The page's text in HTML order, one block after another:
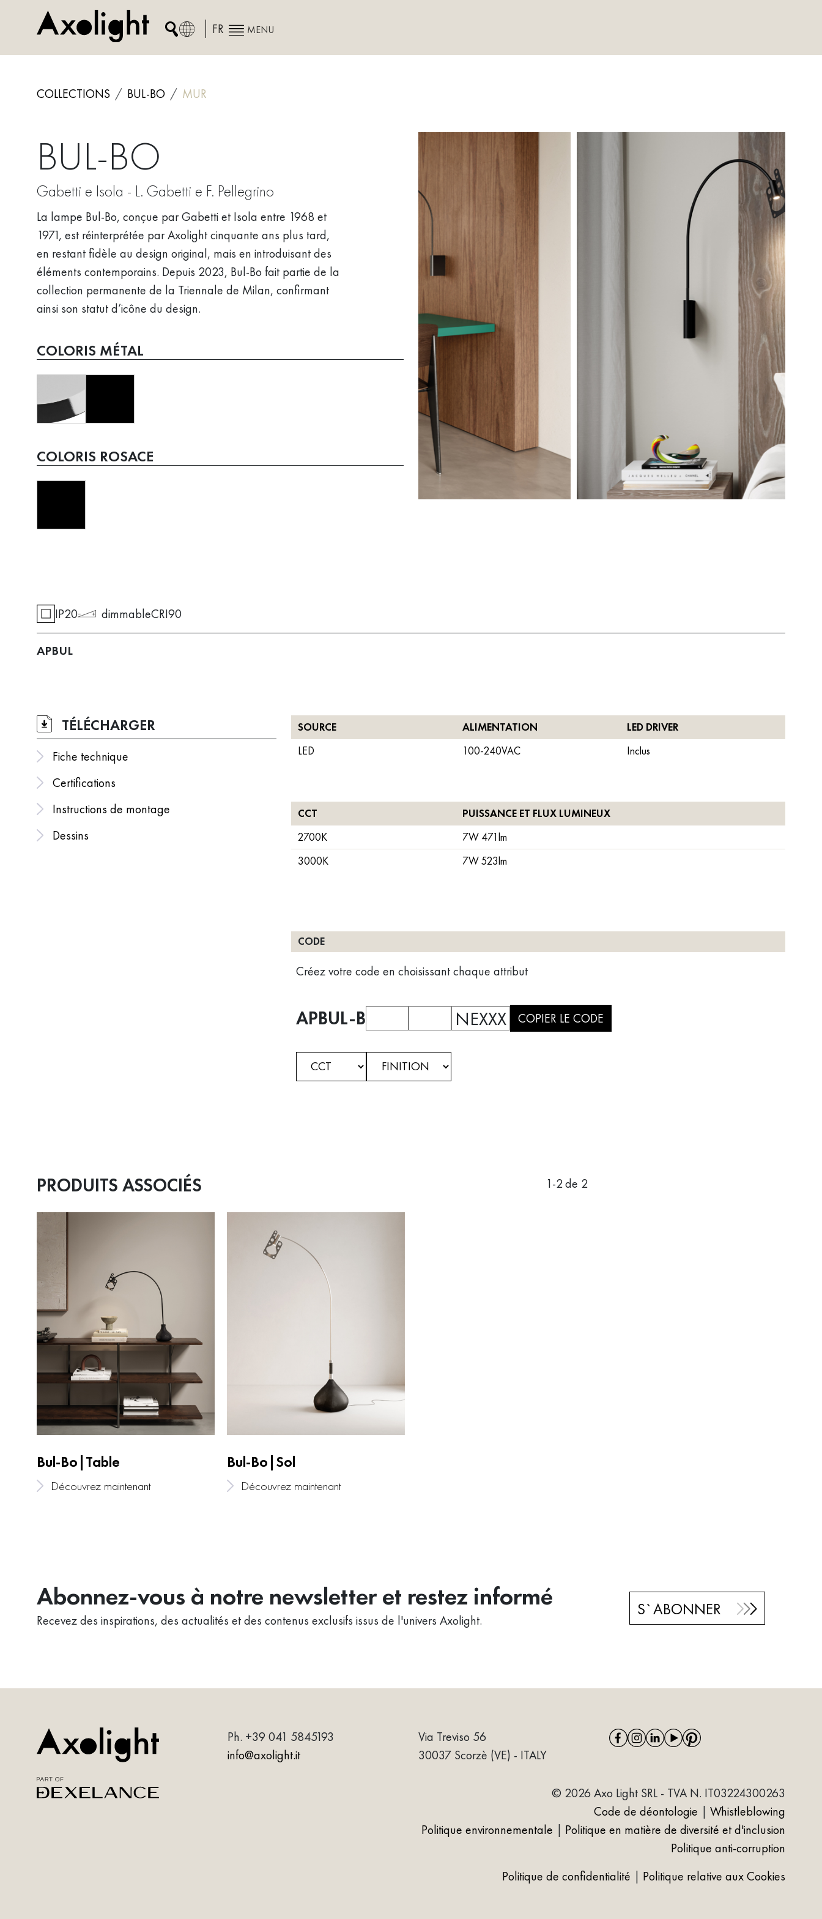
FR MENU
COLLECTIONS BUL-BO MUR
BUL-BO
Gabetti e Isola - L. Gabetti e F. Pellegrino
La lampe Bul-Bo, conçue par Gabetti et Isola entre 1968 et
1971, est réinterprétée par Axolight cinquante ans plus tard,
en restant fidèle au design original, mais en introduisant des
éléments contemporains. Depuis 2023, Bul-Bo fait partie de la
collection permanente de la Triennale de Milan, confirmant
ainsi son statut d’icône du design.
COLORIS MÉTAL
COLORIS ROSACE
IP20 dimmableCRI90
APBUL
TÉLÉCHARGER
Fiche technique
Certifications
Instructions de montage
Dessins
CCT
PUISSANCE ET FLUX LUMINEUX
2700K
7W 471lm
3000K
7W 523lm
SOURCE ALIMENTATION
LED DRIVER
LED
100-240VAC Inclus
CODE
Créez votre code en choisissant chaque attribut
APBUL-B NEXXX COPIER LE CODE
PRODUITS ASSOCIÉS 1-2de 2
Bul-Bo|Table
Découvrez maintenant
Bul-Bo|Sol
Découvrez maintenant
Abonnez-vous à notre newsletter et restez informé
Recevez des inspirations, des actualités et des contenus exclusifs issus de l'univers Axolight.
S`ABONNER
Ph. +39 041 5845193
info@axolight.it
Via Treviso 56
30037 Scorzè (VE) - ITALY
© 2026 Axo Light SRL - TVA N. IT03224300263
Code de déontologie | Whistleblowing
Politique environnementale | Politique en matière de diversité et d'inclusion
Politique anti-corruption
Politique de confidentialité | Politique relative aux Cookies